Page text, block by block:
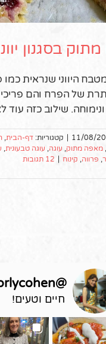
בסגנון
היווני שנראית כמו
של הפרח והם
ונימוחה. שילוב כזה
11/08/ קטגוריות: דף-הבית,
, מאפה מתוק, עוגה, עוגה טבעונית,
, פרווה, קינוח
12 תגובות
@
חיים וטעים!